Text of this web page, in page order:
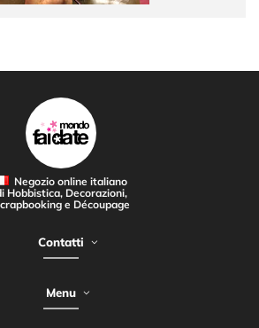
Negozio online italiano
Hobbistica, Decorazioni,
e Découpage
Contatti
Menu